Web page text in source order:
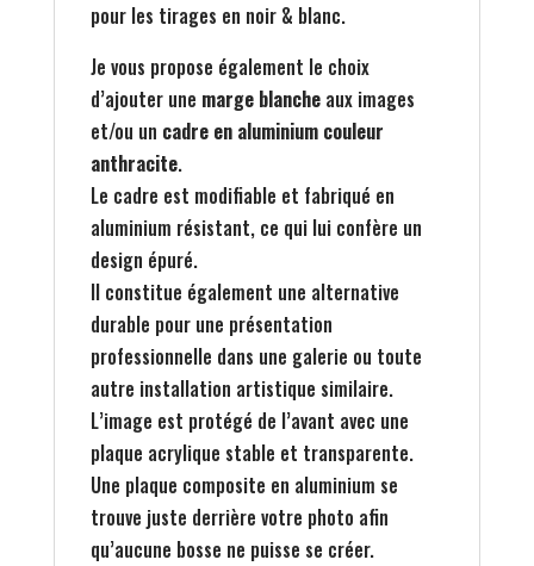
pour les tirages en noir & blanc.
Je vous propose également le choix
d’ajouter une marge blancheaux images
et/ou un cadre en aluminium couleur
anthracite.
Le cadre est modifiable et fabriqué en
aluminium résistant, ce qui lui confère un
design épuré.
Il constitue également une alternative
durable pour une présentation
professionnelle dans une galerie ou toute
autre installation artistique similaire.
L’image est protégé de l’avant avec une
plaque acrylique stable et transparente.
Une plaque composite en aluminium se
trouve juste derrière votre photo afin
qu’aucune bosse ne puisse se créer.